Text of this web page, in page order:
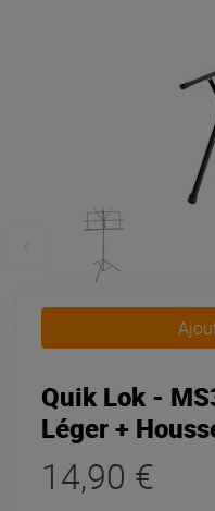
Quik Lok -
Léger +
14,90 €